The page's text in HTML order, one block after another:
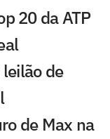
20 da ATP
leilão de
de Max na